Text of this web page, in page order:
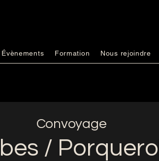
Évènements Formation Nous rejoindre
/
Convoyage